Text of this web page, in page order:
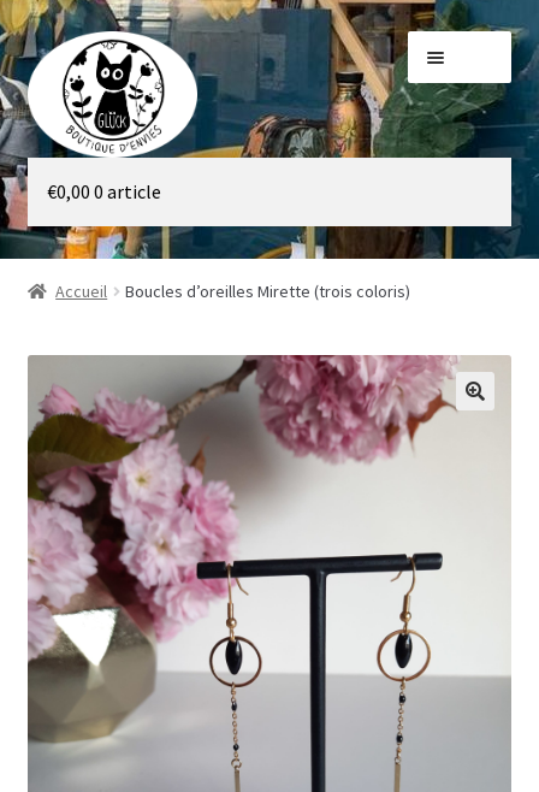
Aller
à
la
navigation
Aller
au
contenu
Galerie
Boutique
€0,00 0 article
Accueil Boucles d’oreilles Mirette (trois coloris)